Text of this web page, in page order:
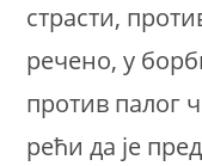
страсти,
речено, у
против палог
рећи да је